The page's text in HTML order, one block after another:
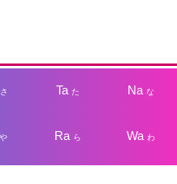
さ Taた Na な
や Ra ら Wa わ